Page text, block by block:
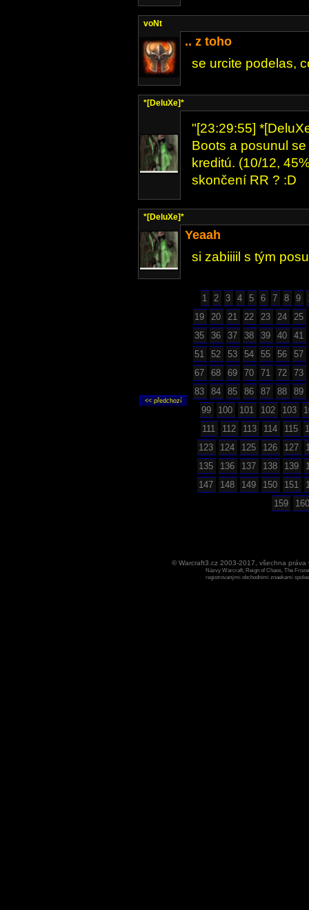
voNt
.. z toho
se urcite podelas,
*[DeluXe]*
"[23:29:55]
Boots a posunul
kreditú. (10/12,
skončení RR ? :D
*[DeluXe]*
Yeaah
si zabiiiil s tým
1 2 3 4 5 6 7 8 9
19
20 21 22 23 24
25
35
36 37 38 39 40
41
51
52 53 54 55 56
57
67
68 69 70 71 72
73
83
84 85 86 87 88
89
99
100 101 102 103
111
112 113 114 115
123
124 125 126 127
135
136 137 138 139
147
148 149 150 151
159
160
© Warcraft3.cz 2003-2017, všechna
Názvy Warcraft, Reign of Chaos, The
registrovanými obchodními znaekami